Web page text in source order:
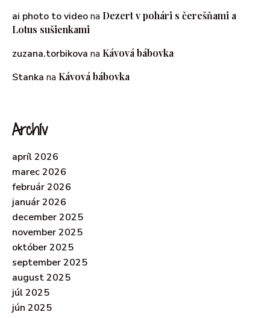
ai photo to videona Dezert v pohári s čerešňami a
Lotus sušienkami
zuzana.torbikova na Kávová bábovka
Stanka na Kávová bábovka
Archív
apríl 2026
marec 2026
február 2026
január 2026
december 2025
november 2025
október 2025
september 2025
august 2025
júl 2025
jún 2025